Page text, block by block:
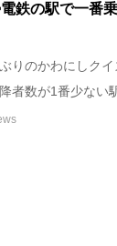
鉄の駅で一番
りのかわにしク
者数が1番少ない